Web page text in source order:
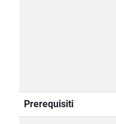
Prerequisiti